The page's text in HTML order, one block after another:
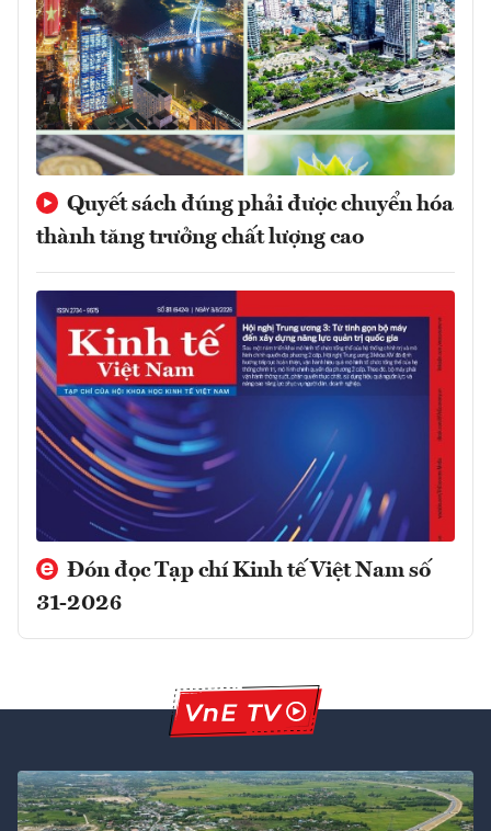
Quyết sách đúng phải được chuyển hóa
thành tăng trưởng chất lượng cao
Đón đọc Tạp chí Kinh tế Việt Nam số
31-2026